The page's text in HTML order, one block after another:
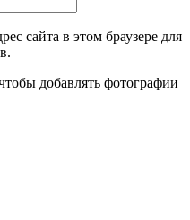
сайта в этом браузере для
добавлять фотографии